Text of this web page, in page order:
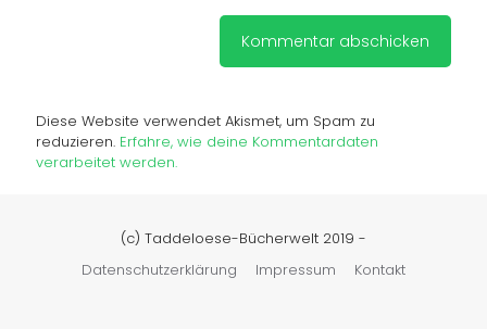
Diese Website verwendet Akismet, um Spam zu
reduzieren. Erfahre, wie deine Kommentardaten
verarbeitet werden.
(c) Taddeloese-Bücherwelt 2019 -
Datenschutzerklärung
Impressum Kontakt